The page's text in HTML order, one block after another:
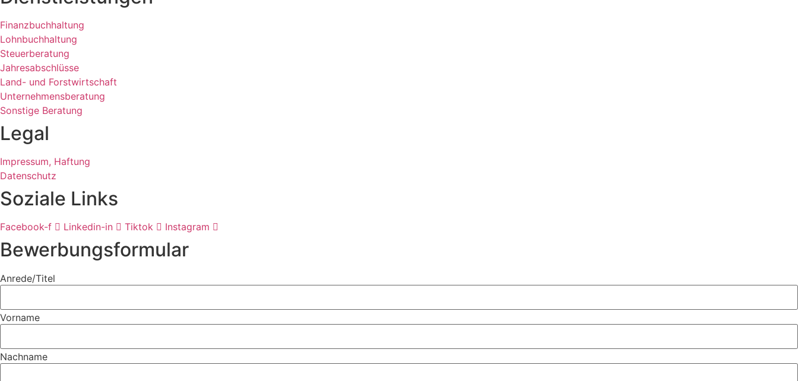
Finanzbuchhaltung
Lohnbuchhaltung
Steuerberatung
Jahresabschlüsse
Land- und Forstwirtschaft
Unternehmensberatung
Sonstige Beratung
Legal
Impressum, Haftung
Datenschutz
Soziale Links
Facebook-f Linkedin-in Tiktok Instagram
Bewerbungsformular
Anrede/Titel
Vorname
Nachname